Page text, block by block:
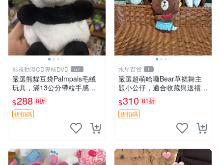
影視動漫CD專輯DVD 57
嚴選熊貓豆袋Palmpals毛絨
玩具，滿13公分帶粒手感極
佳，電影主題周邊推薦 熊貓
Palmpals 毛絨玩具 豆袋 劇場
版周邊
$288 8折
折扣碼
水星百貨 1
嚴選超萌哈囉Bear草裙舞主
題小公仔，適合收藏與送禮 1
00 克 哈囉Bear 草裙舞
$310 81折
折扣碼